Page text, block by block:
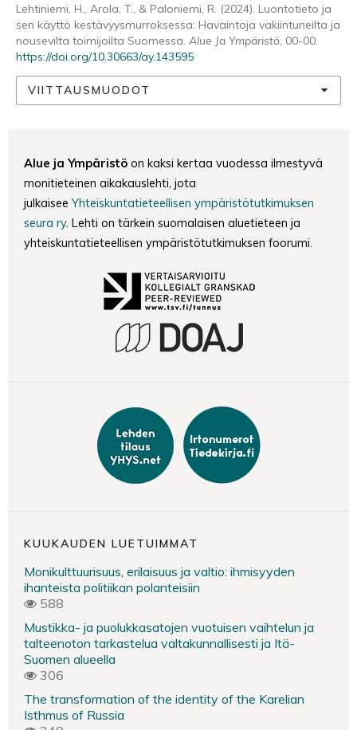
Lehtiniemi, H., Arola, T., & Paloniemi, R. (2024). Luontotieto ja
sen käyttö kestävyysmurroksessa: Havaintoja vakiintuneilta ja
nousevilta toimijoilta Suomessa. Alue Ja Ympäristö, 00-00.
https://doi.org/10.30663/ay.143595
VIITTAUSMUODOT
Alue ja Ympäristö on kaksi kertaa vuodessa ilmestyvä
monitieteinen aikakauslehti, jota
julkaisee Yhteiskuntatieteellisen ympäristötutkimuksen
seura ry. Lehti on tärkein suomalaisen aluetieteen ja
yhteiskuntatieteellisen ympäristötutkimuksen foorumi.
KUUKAUDEN LUETUIMMAT
Monikulttuurisuus, erilaisuus ja valtio: ihmisyyden
ihanteista politiikan polanteisiin
588
Mustikka- ja puolukkasatojen vuotuisen vaihtelun ja
talteenoton tarkastelua valtakunnallisesti ja Itä-
Suomen alueella
306
The transformation of the identity of the Karelian
Isthmus of Russia